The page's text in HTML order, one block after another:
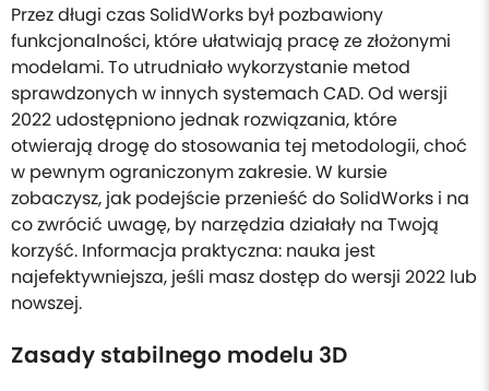
Przez długi czas SolidWorks był pozbawiony
funkcjonalności, które ułatwiają pracę ze złożonymi
modelami. To utrudniało wykorzystanie metod
sprawdzonych w innych systemach CAD. Od wersji
2022 udostępniono jednak rozwiązania, które
otwierają drogę do stosowania tej metodologii, choć
w pewnym ograniczonym zakresie. W kursie
zobaczysz, jak podejście przenieść do SolidWorks i na
co zwrócić uwagę, by narzędzia działały na Twoją
korzyść. Informacja praktyczna: nauka jest
najefektywniejsza, jeśli masz dostęp do wersji 2022 lub
nowszej.
Zasady stabilnego modelu 3D